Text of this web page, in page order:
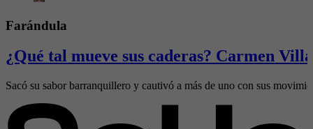
Farándula
¿Qué tal mueve sus caderas? Carmen
Sacó su sabor barranquillero y cautivó a más de uno con sus